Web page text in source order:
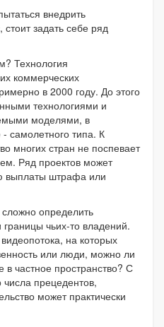
внедрить
задать себе ряд
Технология
коммерческих
в 2000 году. До этого
технологиями и
моделями, в
самолетного типа. К
многих стран не поспевает
Ряд проектов может
выплаты штрафа или
определить
чьих-то владений.
на которых
или люди, можно ли
в частное пространство? С
числа прецедентов,
может практически